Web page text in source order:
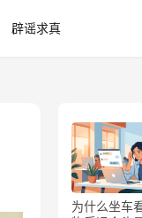
辟谣求真
为什么坐车